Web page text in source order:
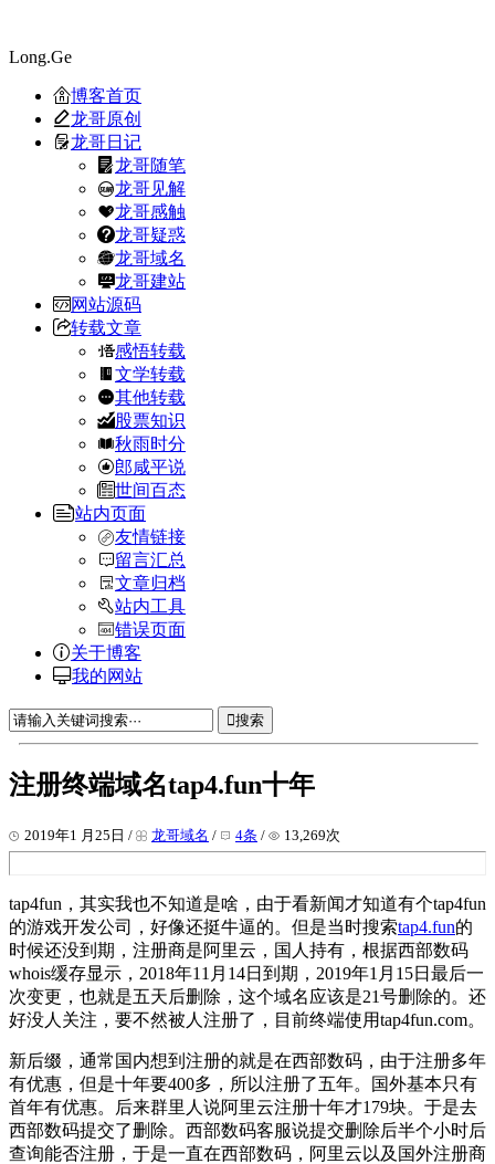
Long.Ge
博客首页
龙哥原创
龙哥日记
龙哥随笔
龙哥见解
龙哥感触
龙哥疑惑
龙哥域名
龙哥建站
网站源码
转载文章
感悟转载
文学转载
其他转载
股票知识
秋雨时分
郎咸平说
世间百态
站内页面
友情链接
留言汇总
文章归档
站内工具
错误页面
关于博客
我的网站
搜索
注册终端域名tap4.fun十年
2019年1 月25日 / 龙哥域名 / 4条 / 13,269次
tap4fun，其实我也不知道是啥，由于看新闻才知道有个tap4fun
的游戏开发公司，好像还挺牛逼的。但是当时搜索tap4.fun的
时候还没到期，注册商是阿里云，国人持有，根据西部数码
whois缓存显示，2018年11月14日到期，2019年1月15日最后一
次变更，也就是五天后删除，这个域名应该是21号删除的。还
好没人关注，要不然被人注册了，目前终端使用tap4fun.com。
新后缀，通常国内想到注册的就是在西部数码，由于注册多年
有优惠，但是十年要400多，所以注册了五年。国外基本只有
首年有优惠。后来群里人说阿里云注册十年才179块。于是去
西部数码提交了删除。西部数码客服说提交删除后半个小时后
查询能否注册，于是一直在西部数码，阿里云以及国外注册商